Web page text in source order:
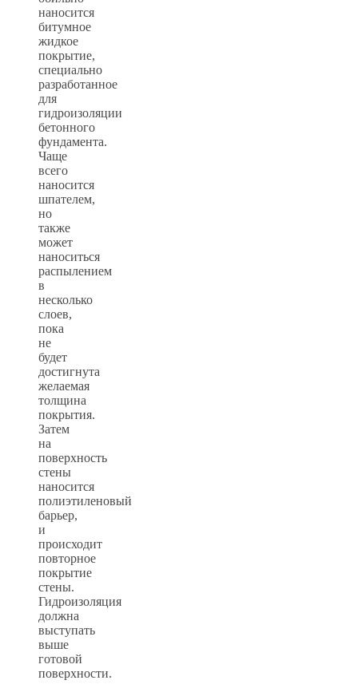
наносится
битумное
жидкое
покрытие,
специально
разработанное
для
гидроизоляции
бетонного
фундамента.
Чаще
всего
наносится
шпателем,
но
также
может
наноситься
распылением
в
несколько
слоев,
пока
не
будет
достигнута
желаемая
толщина
покрытия.
Затем
на
поверхность
стены
наносится
полиэтиленовый
барьер,
и
происходит
повторное
покрытие
стены.
Гидроизоляция
должна
выступать
выше
готовой
поверхности.